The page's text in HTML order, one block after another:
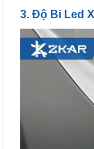
3. Độ Bi Led